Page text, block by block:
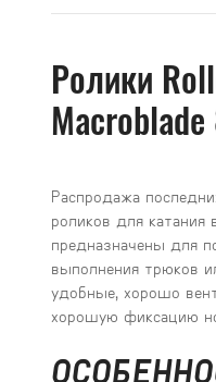
Ролики
Распродажа
роликов для катания
предназначены для
выполнения трюков
удобные, хорошо
хорошую фиксацию